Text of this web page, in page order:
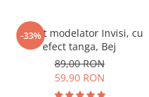
-33%
Colant modelator Invisi, cu
efect tanga, Bej
89,00 RON
59,90 RON